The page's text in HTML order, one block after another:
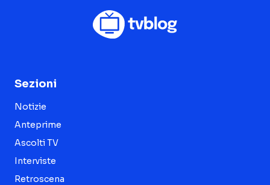
Sezioni
Notizie
Anteprime
Ascolti TV
Interviste
Retroscena